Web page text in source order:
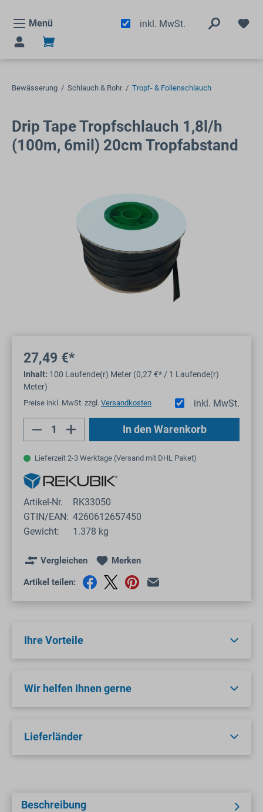
Menü
inkl. MwSt.
Bewässerung / Schlauch & Rohr / Tropf- & Folienschlauch
Drip Tape Tropfschlauch 1,8l/h
(100m, 6mil) 20cm Tropfabstand
27,49 €*
Inhalt: 100 Laufende(r) Meter (0,27 €* / 1 Laufende(r)
Meter)
inkl. MwSt.
Preise inkl. MwSt. zzgl. Versandkosten
Produkt Anzahl: Gib den gewünschten
In den Warenkorb
Lieferzeit 2-3 Werktage (Versand mit DHL Paket)
Artikel-Nr.
RK33050
GTIN/EAN: 4260612657450
Gewicht:
1.378 kg
Vergleichen Merken
Artikel teilen:
Ihre Vorteile
Wir helfen Ihnen gerne
Lieferländer
Beschreibung